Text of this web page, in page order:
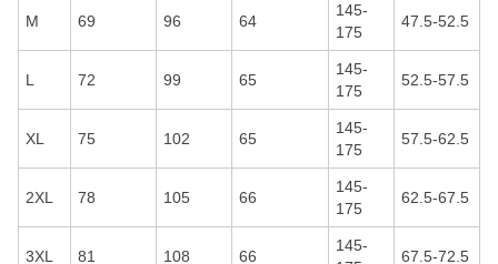
M 69 96 64
145-
175
47.5-52.5
L 72 99 65
145-
175
52.5-57.5
XL 75 102 65
145-
175
57.5-62.5
2XL 78 105 66
145-
175
62.5-67.5
3XL 81 108 66
145-
67.5-72.5